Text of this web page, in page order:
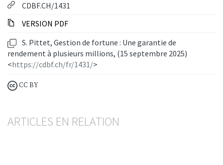
CDBF.CH/1431
VERSION PDF
S. Pittet, Gestion de fortune : Une garantie de
rendement à plusieurs millions, (15 septembre 2025)
<https://cdbf.ch/fr/1431/>
CC BY
ARTICLES EN RELATION